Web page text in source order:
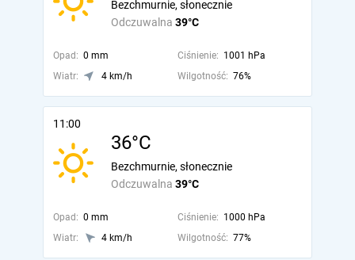
Odczuwalna 39°C
Bezchmurnie, słonecznie
Opad: 0 mm Ciśnienie: 1001 hPa
Wiatr:
4 km/h Wilgotność: 76%
11:00
36°C
Odczuwalna 39°C
Bezchmurnie, słonecznie
Opad: 0 mm Ciśnienie: 1000 hPa
Wiatr:
4 km/h Wilgotność: 77%